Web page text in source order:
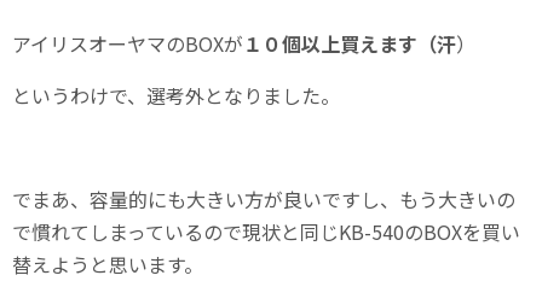
アイリスオーヤマのBOXが１０個以上買えます（汗）
というわけで、選考外となりました。
でまあ、容量的にも大きい方が良いですし、もう大きいの
で慣れてしまっているので現状と同じKB-540のBOXを買い
替えようと思います。